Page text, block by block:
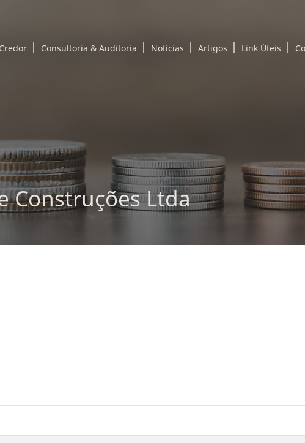
Consultoria & Auditoria Notícias Artigos Link Úteis
Construções Ltda